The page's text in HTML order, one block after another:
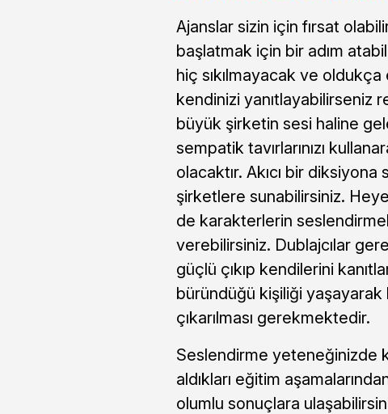
Ajanslar sizin için fırsat
başlatmak için bir adım
hiç sıkılmayacak ve
kendinizi yanıtlayabilirseniz
büyük şirketin sesi haline
sempatik tavırlarınızı
olacaktır. Akıcı bir
şirketlere sunabilirsiniz.
de karakterlerin
verebilirsiniz. Dublajcılar
güçlü çıkıp kendilerini
büründüğü kişiliği
çıkarılması gerekmektedir.
Seslendirme yeteneğinizde
aldıkları eğitim
olumlu sonuçlara